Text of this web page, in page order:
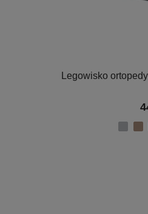
Legowisko